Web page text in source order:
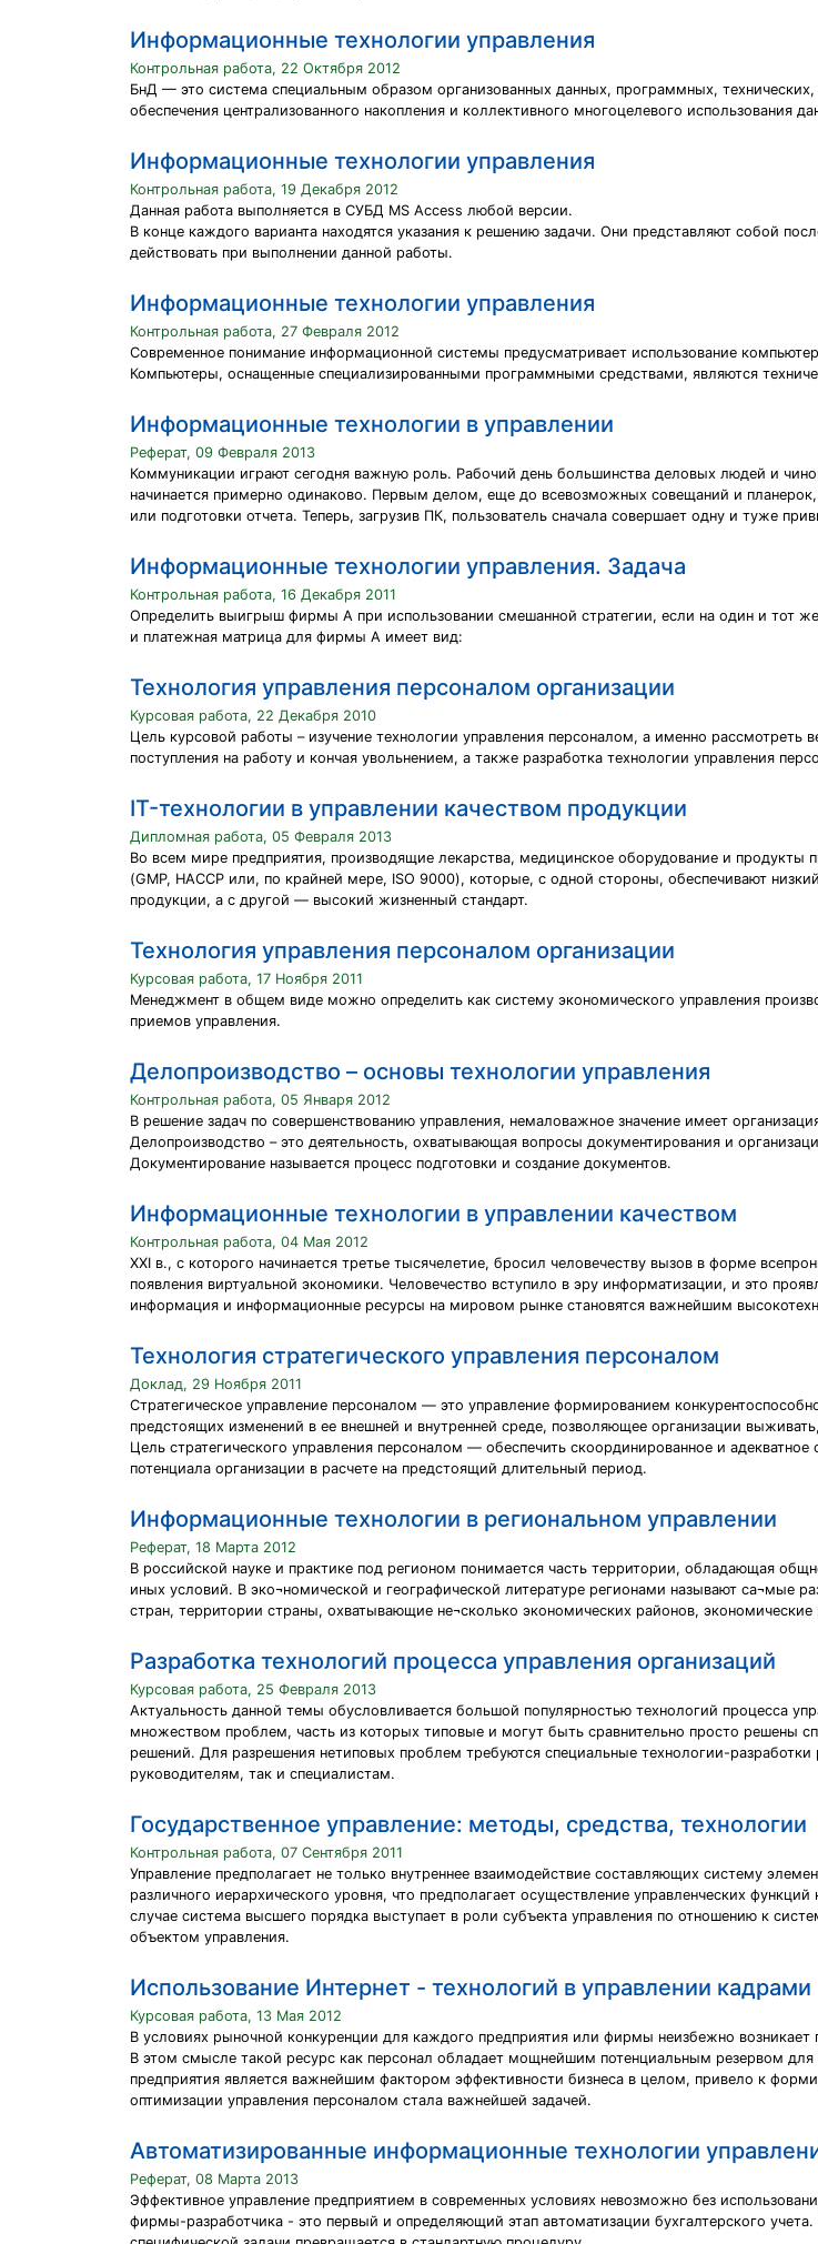
Информационные технологии управления
Контрольная работа, 22 Октября 2012
БнД — это система специальным образом организованных данных, программных,
обеспечения централизованного накопления и коллективного многоцелевого использования
Информационные технологии управления
Контрольная работа, 19 Декабря 2012
Данная работа выполняется в СУБД MS Access любой версии.
В конце каждого варианта находятся указания к решению задачи. Они представляют собой
действовать при выполнении данной работы.
Информационные технологии управления
Контрольная работа, 27 Февраля 2012
Современное понимание информационной системы предусматривает использование
Компьютеры, оснащенные специализированными программными средствами, являются
Информационные технологии в управлении
Реферат, 09 Февраля 2013
Коммуникации играют сегодня важную роль. Рабочий день большинства деловых людей и
начинается примерно одинаково. Первым делом, еще до всевозможных совещаний и
или подготовки отчета. Теперь, загрузив ПК, пользователь сначала совершает одну и туже
Информационные технологии управления. Задача
Контрольная работа, 16 Декабря 2011
Определить выигрыш фирмы А при использовании смешанной стратегии, если на один и тот
и платежная матрица для фирмы А имеет вид:
Технология управления персоналом организации
Курсовая работа, 22 Декабря 2010
Цель курсовой работы – изучение технологии управления персоналом, а именно рассмотреть
поступления на работу и кончая увольнением, а также разработка технологии управления
IT-технологии в управлении качеством продукции
Дипломная работа, 05 Февраля 2013
Во всем мире предприятия, производящие лекарства, медицинское оборудование и
(GMP, HACCP или, по крайней мере, ISO 9000), которые, с одной стороны, обеспечивают
продукции, а с другой — высокий жизненный стандарт.
Технология управления персоналом организации
Курсовая работа, 17 Ноября 2011
Менеджмент в общем виде можно определить как систему экономического управления
приемов управления.
Делопроизводство – основы технологии управления
Контрольная работа, 05 Января 2012
В решение задач по совершенствованию управления, немаловажное значение имеет
Делопроизводство – это деятельность, охватывающая вопросы документирования и
Документирование называется процесс подготовки и создание документов.
Информационные технологии в управлении качеством
Контрольная работа, 04 Мая 2012
XXI в., с которого начинается третье тысячелетие, бросил человечеству вызов в форме
появления виртуальной экономики. Человечество вступило в эру информатизации, и это
информация и информационные ресурсы на мировом рынке становятся важнейшим
Технология стратегического управления персоналом
Доклад, 29 Ноября 2011
Стратегическое управление персоналом — это управление формированием
предстоящих изменений в ее внешней и внутренней среде, позволяющее организации
Цель стратегического управления персоналом — обеспечить скоординированное и
потенциала организации в расчете на предстоящий длительный период.
Информационные технологии в региональном управлении
Реферат, 18 Марта 2012
В российской науке и практике под регионом понимается часть территории, обладающая
иных условий. В эко¬номической и географической литературе регионами называют
стран, территории страны, охватывающие не¬сколько экономических районов,
Разработка технологий процесса управления организаций
Курсовая работа, 25 Февраля 2013
Актуальность данной темы обусловливается большой популярностью технологий процесса
множеством проблем, часть из которых типовые и могут быть сравнительно просто решены
решений. Для разрешения нетиповых проблем требуются специальные технологии-
руководителям, так и специалистам.
Государственное управление: методы, средства, технологии
Контрольная работа, 07 Сентября 2011
Управление предполагает не только внутреннее взаимодействие составляющих систему
различного иерархического уровня, что предполагает осуществление управленческих
случае система высшего порядка выступает в роли субъекта управления по отношению к
объектом управления.
Использование Интернет - технологий в управлении кадрами
Курсовая работа, 13 Мая 2012
В условиях рыночной конкуренции для каждого предприятия или фирмы неизбежно
В этом смысле такой ресурс как персонал обладает мощнейшим потенциальным резервом
предприятия является важнейшим фактором эффективности бизнеса в целом, привело к
оптимизации управления персоналом стала важнейшей задачей.
Автоматизированные информационные технологии
Реферат, 08 Марта 2013
Эффективное управление предприятием в современных условиях невозможно без
фирмы-разработчика - это первый и определяющий этап автоматизации бухгалтерского